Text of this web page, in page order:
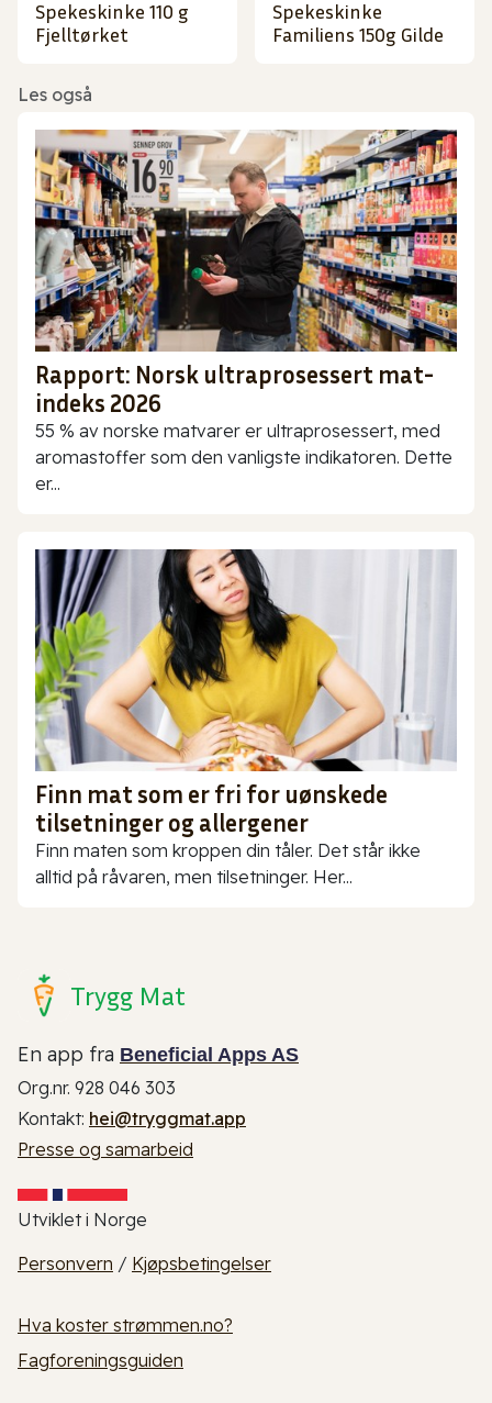
Spekeskinke 110 g
Fjelltørket
Spekeskinke
Familiens 150g Gilde
Les også
Rapport: Norsk ultraprosessert mat-
indeks 2026
55 % av norske matvarer er ultraprosessert, med
aromastoffer som den vanligste indikatoren. Dette
er...
Finn mat som er fri for uønskede
tilsetninger og allergener
Finn maten som kroppen din tåler. Det står ikke
alltid på råvaren, men tilsetninger. Her...
Trygg Mat
En app fra Beneficial Apps AS
Org.nr. 928 046 303
Kontakt: hei@tryggmat.app
Presse og samarbeid
Utviklet i Norge
Personvern / Kjøpsbetingelser
Hva koster strømmen.no?
Fagforeningsguiden